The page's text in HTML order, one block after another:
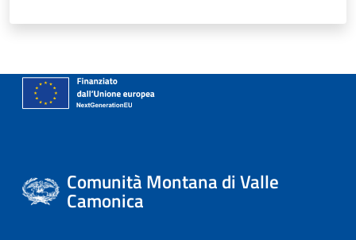
Comunità Montana di Valle
Camonica